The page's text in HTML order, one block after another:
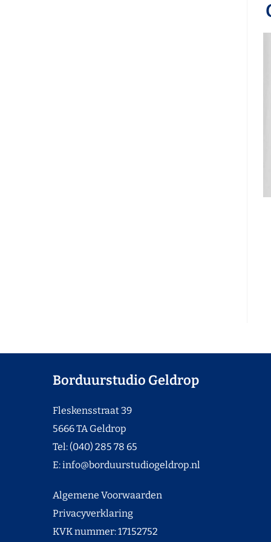
Borduurstudio Geldrop
Fleskensstraat 39
5666 TA Geldrop
Tel: (040) 285 78 65
E:info@borduurstudiogeldrop.nl
Algemene Voorwaarden
Privacyverklaring
KVK nummer: 17152752